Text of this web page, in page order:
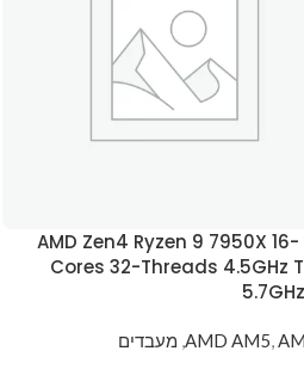
מעבד AMD Zen4 Ryzen 9 7950X 16-
Cores 32-Threads 4.5GHz
AMD AM5,
, מעבדים